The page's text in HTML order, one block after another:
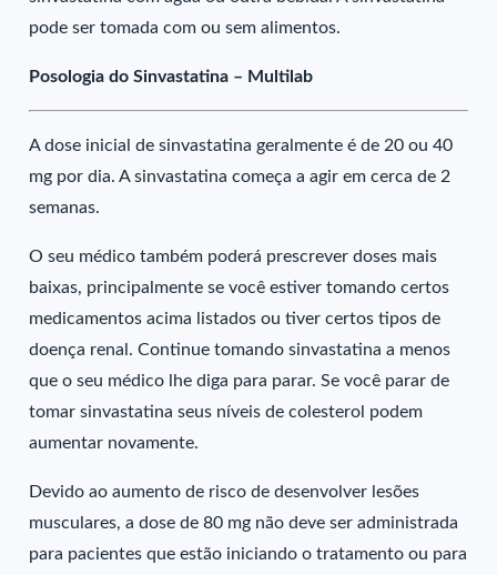
pode ser tomada com ou sem alimentos.
Posologia do Sinvastatina – Multilab
A dose inicial de sinvastatina geralmente é de 20 ou 40
mg por dia. A sinvastatina começa a agir em cerca de 2
semanas.
O seu médico também poderá prescrever doses mais
baixas, principalmente se você estiver tomando certos
medicamentos acima listados ou tiver certos tipos de
doença renal. Continue tomando sinvastatina a menos
que o seu médico lhe diga para parar. Se você parar de
tomar sinvastatina seus níveis de colesterol podem
aumentar novamente.
Devido ao aumento de risco de desenvolver lesões
musculares, a dose de 80 mg não deve ser administrada
para pacientes que estão iniciando o tratamento ou para